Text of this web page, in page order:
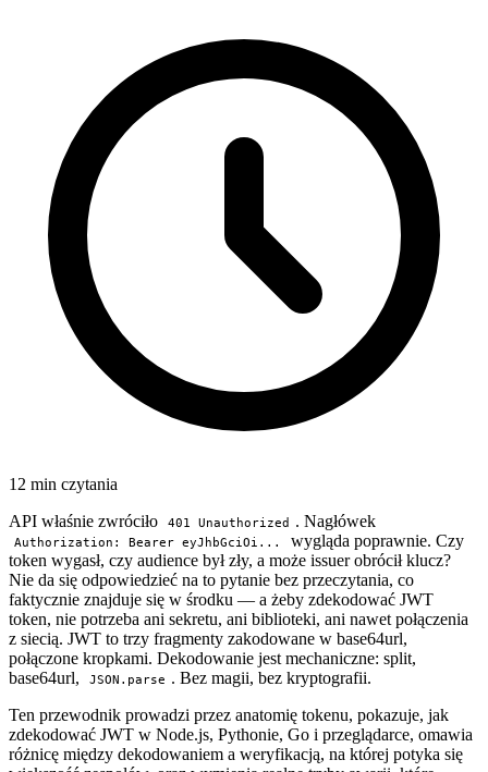
12 min czytania
API właśnie zwróciło
401 Unauthorized . Nagłówek
Authorization: Bearer eyJhbGciOi...
wygląda poprawnie. Czy
token wygasł, czy audience był zły, a może issuer obrócił klucz?
Nie da się odpowiedzieć na to pytanie bez przeczytania, co
faktycznie znajduje się w środku — a żeby zdekodować JWT
token, nie potrzeba ani sekretu, ani biblioteki, ani nawet połączenia
z siecią. JWT to trzy fragmenty zakodowane w base64url,
połączone kropkami. Dekodowanie jest mechaniczne: split,
base64url,
JSON.parse . Bez magii, bez kryptografii.
Ten przewodnik prowadzi przez anatomię tokenu, pokazuje, jak
zdekodować JWT w Node.js, Pythonie, Go i przeglądarce, omawia
różnicę między dekodowaniem a weryfikacją, na której potyka się